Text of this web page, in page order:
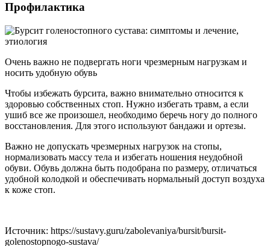
Профилактика
Очень важно не подвергать ноги чрезмерным нагрузкам и
носить удобную обувь
Чтобы избежать бурсита, важно внимательно относится к
здоровью собственных стоп. Нужно избегать травм, а если
ушиб все же произошел, необходимо беречь ногу до полного
восстановления. Для этого используют бандажи и ортезы.
Важно не допускать чрезмерных нагрузок на стопы,
нормализовать массу тела и избегать ношения неудобной
обуви. Обувь должна быть подобрана по размеру, отличаться
удобной колодкой и обеспечивать нормальный доступ воздуха
к коже стоп.
Источник: https://sustavy.guru/zabolevaniya/bursit/bursit-
golenostopnogo-sustava/